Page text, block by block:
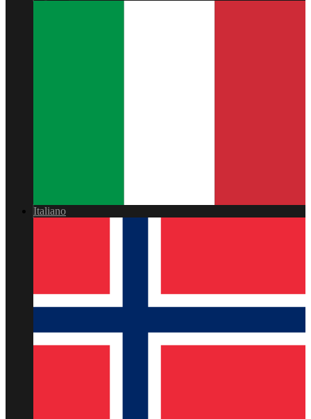
Italiano